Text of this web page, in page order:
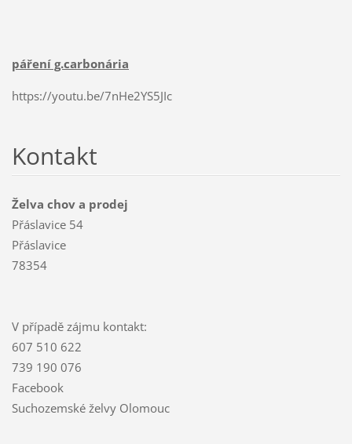
páření g.carbonária
https://youtu.be/7nHe2YS5JIc
Kontakt
Želva chov a prodej
Přáslavice 54
Přáslavice
78354
V případě zájmu kontakt:
607 510 622
739 190 076
Facebook
Suchozemské želvy Olomouc